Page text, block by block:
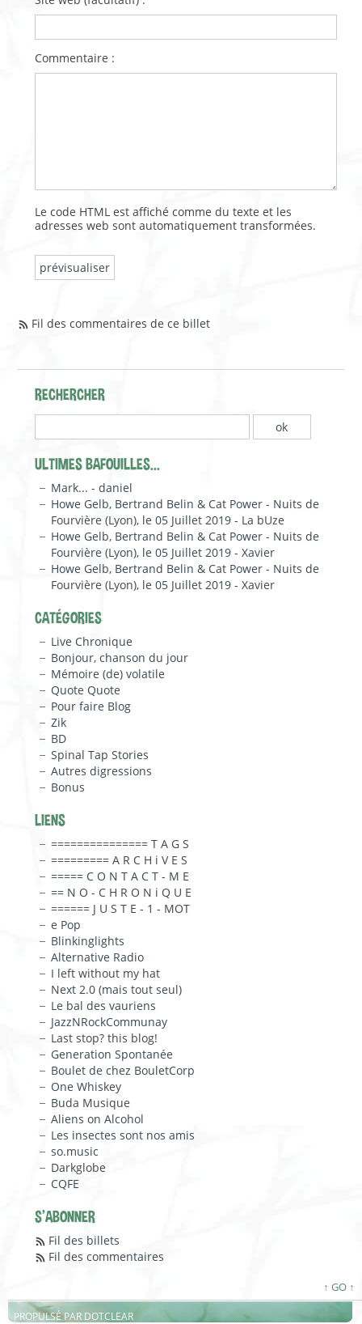
Commentaire :
Le code HTML est affiché comme du texte et les
adresses web sont automatiquement transformées.
Fil des commentaires de ce billet
RECHERCHER
ULTIMES BAFOUILLES...
Mark... - daniel
Howe Gelb, Bertrand Belin & Cat Power - Nuits de
Fourvière (Lyon), le 05 Juillet 2019 - La bUze
Howe Gelb, Bertrand Belin & Cat Power - Nuits de
Fourvière (Lyon), le 05 Juillet 2019 - Xavier
Howe Gelb, Bertrand Belin & Cat Power - Nuits de
Fourvière (Lyon), le 05 Juillet 2019 - Xavier
CATÉGORIES
Live Chronique
Bonjour, chanson du jour
Mémoire (de) volatile
Quote Quote
Pour faire Blog
Zik
BD
Spinal Tap Stories
Autres digressions
Bonus
LIENS
=============== T A G S
========= A R C H i V E S
===== C O N T A C T - M E
== N O - C H R O N i Q U E
====== J U S T E - 1 - MOT
e Pop
Blinkinglights
Alternative Radio
I left without my hat
Next 2.0 (mais tout seul)
Le bal des vauriens
JazzNRockCommunay
Last stop? this blog!
Generation Spontanée
Boulet de chez BouletCorp
One Whiskey
Buda Musique
Aliens on Alcohol
Les insectes sont nos amis
so.music
Darkglobe
CQFE
S'ABONNER
Fil des billets
Fil des commentaires
PROPULSÉ PAR DOTCLEAR
↑ GO ↑